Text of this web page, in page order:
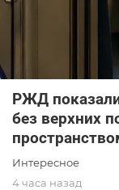
РЖД
без верхних
Интересное
4 часа назад